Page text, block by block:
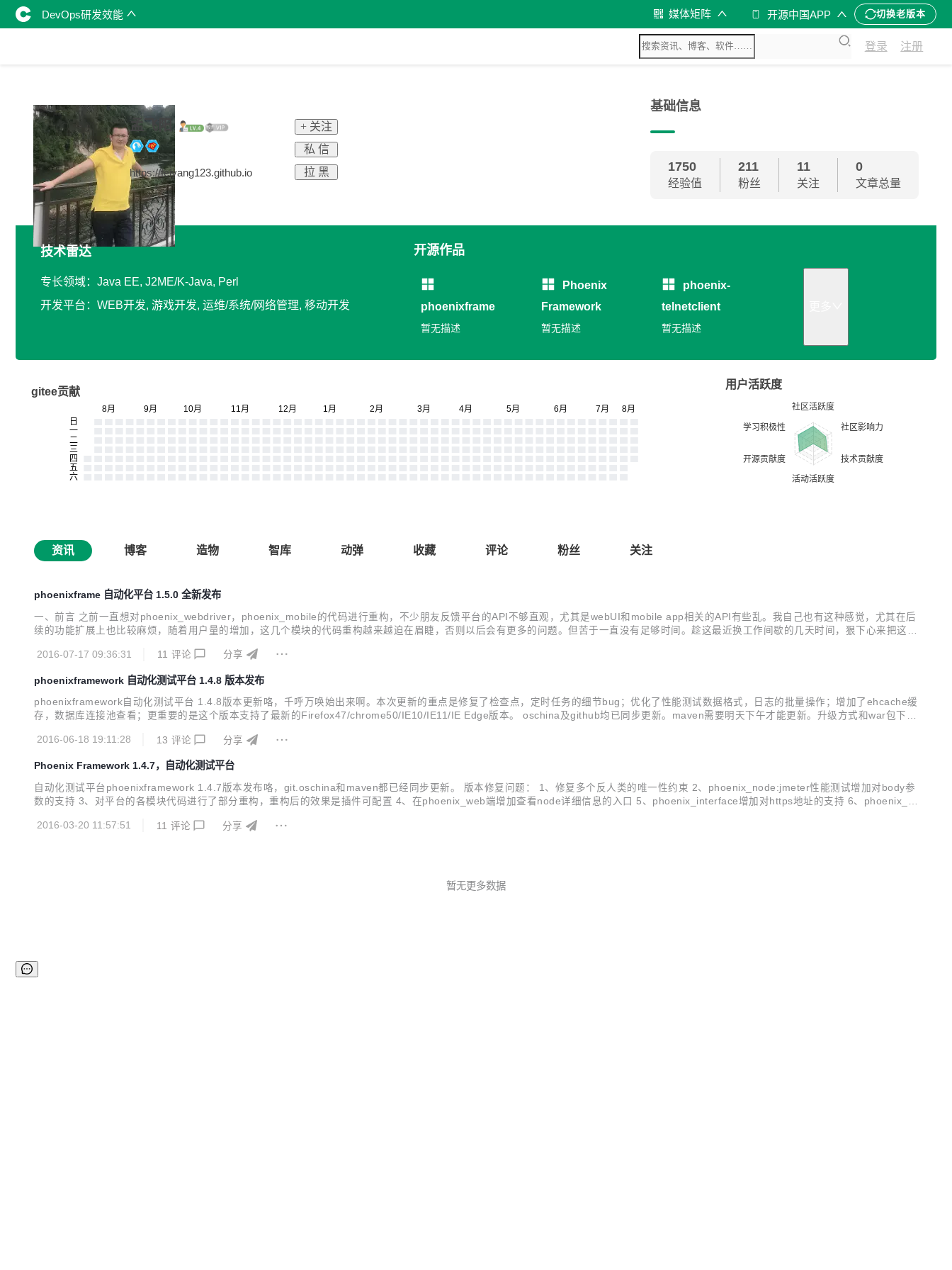
DevOps研发效能 媒体矩阵 开源中国APP 切换老版本
登录 注册
孟飞阳
https://feiyang123.github.io
+ 关注
私 信
拉 黑
基础信息
1750
经验值
211
粉丝
11
关注
0
文章总量
技术雷达
专长领域：Java EE, J2ME/K-Java, Perl
开发平台：WEB开发, 游戏开发, 运维/系统/网络管理, 移动开发
开源作品
phoenixframe
暂无描述
Phoenix
Framework
暂无描述
phoenix-
telnetclient
暂无描述
gitee贡献
用户活跃度
资讯 博客 造物 智库 动弹 收藏 评论 粉丝 关注
phoenixframe 自动化平台 1.5.0 全新发布
一、前言 之前一直想对phoenix_webdriver，phoenix_mobile的代码进行重构，不少朋友反馈平台的API不够直观，尤其是webUI和mobile app相关的API有些乱。我自己也有这种感觉，尤其在后
续的功能扩展上也比较麻烦，随着用户量的增加，这几个模块的代码重构越来越迫在眉睫，否则以后会有更多的问题。但苦于一直没有足够时间。趁这最近换工作间歇的几天时间，狠下心来把这几
的效果如下： 在dev...
2016-07-17 09:36:31 11 评论 分享
phoenixframework 自动化测试平台 1.4.8 版本发布
phoenixframework自动化测试平台 1.4.8版本更新咯，千呼万唤始出来啊。本次更新的重点是修复了检查点，定时任务的细节bug；优化了性能测试数据格式，日志的批量操作；增加了ehcache缓
存，数据库连接池查看；更重要的是这个版本支持了最新的Firefox47/chrome50/IE10/IE11/IE Edge版本。 oschina及github均已同步更新。maven需要明天下午才能更新。升级方式和war包下载
2016-06-18 19:11:28
13 评论 分享
Phoenix Framework 1.4.7，自动化测试平台
自动化测试平台phoenixframework 1.4.7版本发布咯，git.oschina和maven都已经同步更新。 版本修复问题： 1、修复多个反人类的唯一性约束 2、phoenix_node:jmeter性能测试增加对body参
数的支持 3、对平台的各模块代码进行了部分重构，重构后的效果是插件可配置 4、在phoenix_web端增加查看node详细信息的入口 5、phoenix_interface增加对https地址的支持 6、phoenix_d
2016-03-20 11:57:51
11 评论 分享
暂无更多数据